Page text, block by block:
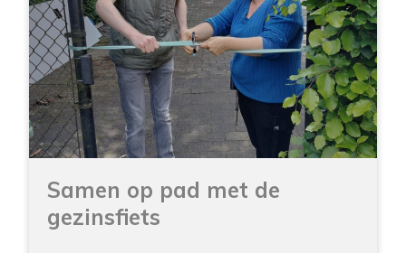
Samen op pad met de
gezinsfiets